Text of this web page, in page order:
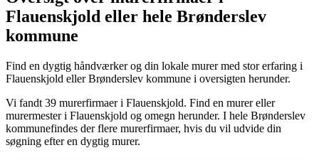
Flauenskjold eller hele Brønderslev
kommune
Find en dygtig håndværker og din lokale murer med stor erfaring i
Flauenskjold eller Brønderslev kommune i oversigten herunder.
Vi fandt 39 murerfirmaer i Flauenskjold. Find en murer eller
murermester i Flauenskjold og omegn herunder. I hele Brønderslev
kommunefindes der flere murerfirmaer, hvis du vil udvide din
søgning efter en dygtig murer.